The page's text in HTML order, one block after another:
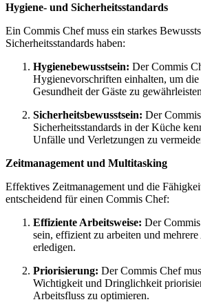
Hygiene- und Sicherheitsstandards
Ein Commis Chef muss ein starkes
Sicherheitsstandards haben:
Hygienebewusstsein: Der Commis
Hygienevorschriften einhalten, um
Gesundheit der Gäste zu
Sicherheitsbewusstsein: Der
Sicherheitsstandards in der Küche
Unfälle und Verletzungen zu
Zeitmanagement und Multitasking
Effektives Zeitmanagement und die
entscheidend für einen Commis Chef:
Effiziente Arbeitsweise: Der
sein, effizient zu arbeiten und
erledigen.
Priorisierung: Der Commis Chef
Wichtigkeit und Dringlichkeit
Arbeitsfluss zu optimieren.